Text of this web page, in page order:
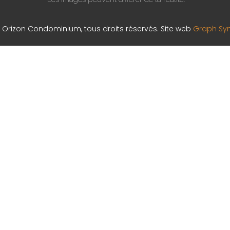
Orizon Condominium, tous droits réservés. Site web Graph